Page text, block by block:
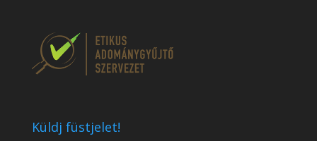
Küldj füstjelet!